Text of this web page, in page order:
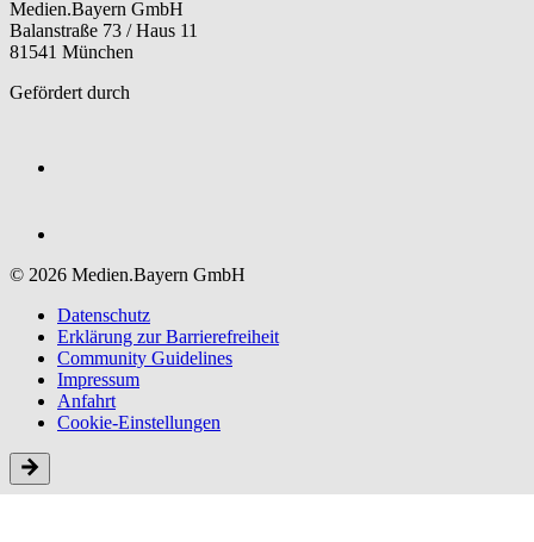
Medien.Bayern GmbH
Balanstraße 73 / Haus 11
81541 München
Gefördert durch
© 2026 Medien.Bayern GmbH
Datenschutz
Erklärung zur Barriere­freiheit
Community Guidelines
Impressum
Anfahrt
Cookie-Einstellungen